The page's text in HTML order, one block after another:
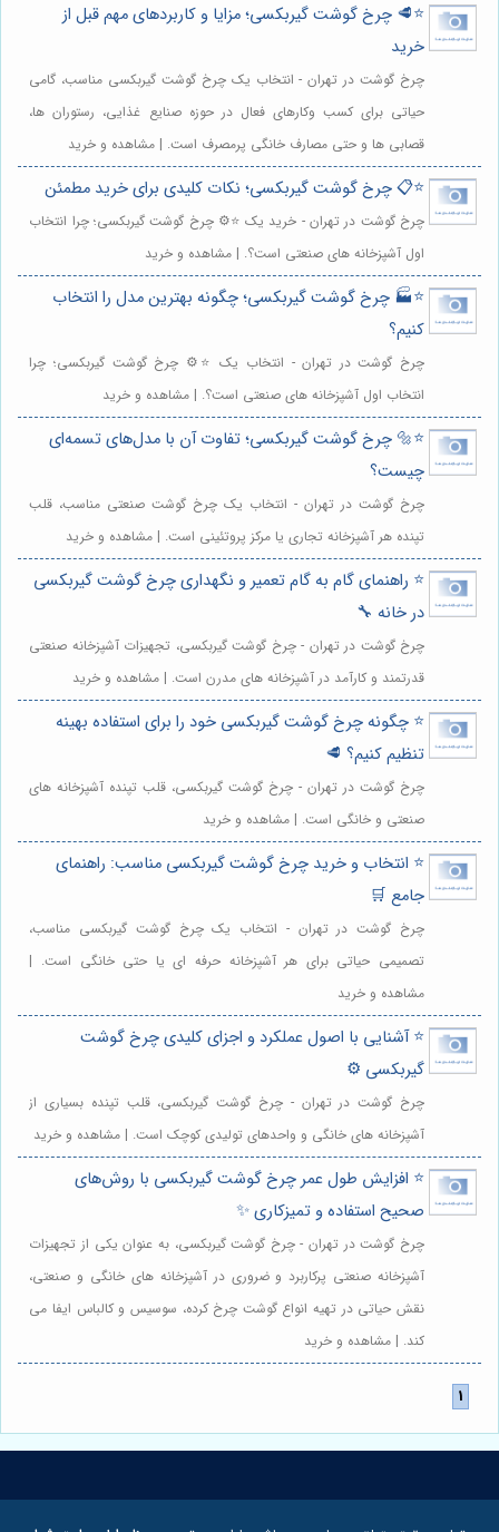
⭐️🥩 چرخ گوشت گیربکسی؛ مزایا و کاربردهای مهم قبل از
خرید
چرخ گوشت در تهران - انتخاب یک چرخ گوشت گیربکسی مناسب، گامی
حیاتی برای کسب وکارهای فعال در حوزه صنایع غذایی، رستوران ها،
قصابی ها و حتی مصارف خانگی پرمصرف است. | مشاهده و خرید
⭐️📋 چرخ گوشت گیربکسی؛ نکات کلیدی برای خرید مطمئن
چرخ گوشت در تهران - خرید یک ⭐️⚙️ چرخ گوشت گیربکسی؛ چرا انتخاب
اول آشپزخانه های صنعتی است؟. | مشاهده و خرید
⭐️🏭 چرخ گوشت گیربکسی؛ چگونه بهترین مدل را انتخاب
کنیم؟
چرخ گوشت در تهران - انتخاب یک ⭐️⚙️ چرخ گوشت گیربکسی؛ چرا
انتخاب اول آشپزخانه های صنعتی است؟. | مشاهده و خرید
⭐️🔩 چرخ گوشت گیربکسی؛ تفاوت آن با مدل‌های تسمه‌ای
چیست؟
چرخ گوشت در تهران - انتخاب یک چرخ گوشت صنعتی مناسب، قلب
تپنده هر آشپزخانه تجاری یا مرکز پروتئینی است. | مشاهده و خرید
⭐️ راهنمای گام به گام تعمیر و نگهداری چرخ گوشت گیربکسی
در خانه 🔧
چرخ گوشت در تهران - چرخ گوشت گیربکسی، تجهیزات آشپزخانه صنعتی
قدرتمند و کارآمد در آشپزخانه های مدرن است. | مشاهده و خرید
⭐️ چگونه چرخ گوشت گیربکسی خود را برای استفاده بهینه
تنظیم کنیم؟ 🥩
چرخ گوشت در تهران - چرخ گوشت گیربکسی، قلب تپنده آشپزخانه های
صنعتی و خانگی است. | مشاهده و خرید
⭐️ انتخاب و خرید چرخ گوشت گیربکسی مناسب: راهنمای
جامع 🛒
چرخ گوشت در تهران - انتخاب یک چرخ گوشت گیربکسی مناسب،
تصمیمی حیاتی برای هر آشپزخانه حرفه ای یا حتی خانگی است. |
مشاهده و خرید
⭐️ آشنایی با اصول عملکرد و اجزای کلیدی چرخ گوشت
گیربکسی ⚙️
چرخ گوشت در تهران - چرخ گوشت گیربکسی، قلب تپنده بسیاری از
آشپزخانه های خانگی و واحدهای تولیدی کوچک است. | مشاهده و خرید
⭐️ افزایش طول عمر چرخ گوشت گیربکسی با روش‌های
صحیح استفاده و تمیزکاری ✨
چرخ گوشت در تهران - چرخ گوشت گیربکسی، به عنوان یکی از تجهیزات
آشپزخانه صنعتی پرکاربرد و ضروری در آشپزخانه های خانگی و صنعتی،
نقش حیاتی در تهیه انواع گوشت چرخ کرده، سوسیس و کالباس ایفا می
کند. | مشاهده و خرید